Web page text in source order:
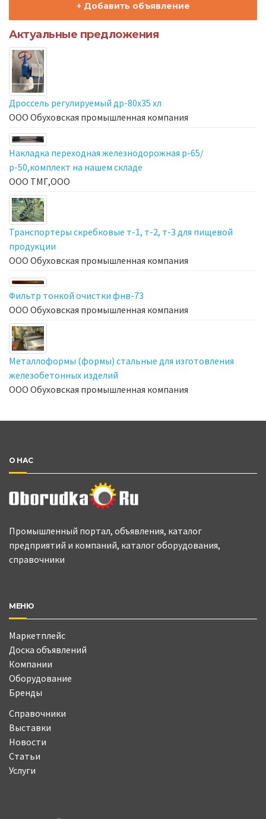
+ Добавить объявление
Актуальные предложения
Дроссель регулируемый др-80х35 хл
ООО Обуховская промышленная компания
Накладка переходная железнодорожная р-65/
р-50,комплект на нашем складе
ООО ТМГ,ООО
Транспортеры скребковые т-1, т-2, т-3 для пищевой
продукции
ООО Обуховская промышленная компания
Фильтр тонкой очистки фнв-73
ООО Обуховская промышленная компания
Металлоформы (формы) стальные для изготовления
железобетонных изделий
ООО Обуховская промышленная компания
О НАС
Промышленный портал, объявления, каталог
предприятий и компаний, каталог оборудования,
справочники
МЕНЮ
Маркетплейс
Доска объявлений
Компании
Оборудование
Бренды
Справочники
Выставки
Новости
Статьи
Услуги